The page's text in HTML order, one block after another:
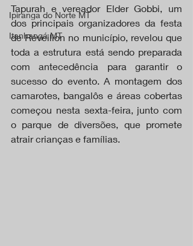
Ipiranga do Norte MT
Itanhangá MT
Tapurah e vereador Elder Gobbi, um
dos principais organizadores da festa
de Réveillon no município, revelou que
toda a estrutura está sendo preparada
com antecedência para garantir o
sucesso do evento. A montagem dos
camarotes, bangalôs e áreas cobertas
começou nesta sexta-feira, junto com
o parque de diversões, que promete
atrair crianças e famílias.